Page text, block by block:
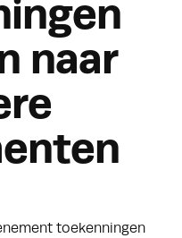
naar
toekenningen